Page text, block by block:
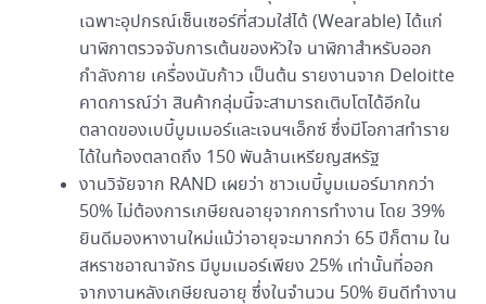
เฉพาะอุปกรณ์เซ็นเซอร์ที่สวมใส่ได้ (Wearable) ได้แก่
นาฬิกาตรวจจับการเต้นของหัวใจ นาฬิกาสำหรับออก
กำลังกาย เครื่องนับก้าว เป็นต้น รายงานจาก Deloitte
คาดการณ์ว่า สินค้ากลุ่มนี้จะสามารถเติบโตได้อีกใน
ตลาดของเบบี้บูมเมอร์และเจนฯเอ็กซ์ ซึ่งมีโอกาสทำราย
ได้ในท้องตลาดถึง 150 พันล้านเหรียญสหรัฐ
งานวิจัยจาก RAND เผยว่า ชาวเบบี้บูมเมอร์มากกว่า
50% ไม่ต้องการเกษียณอายุจากการทำงาน โดย 39%
ยินดีมองหางานใหม่แม้ว่าอายุจะมากกว่า 65 ปีก็ตาม ใน
สหราชอาณาจักร มีบูมเมอร์เพียง 25% เท่านั้นที่ออก
จากงานหลังเกษียณอายุ ซึ่งในจำนวน 50% ยินดีทำงาน